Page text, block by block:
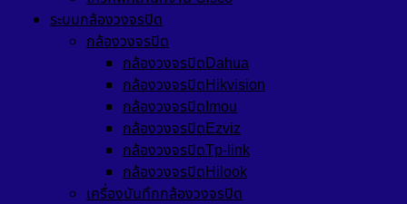
ระบบกล้องวงจรปิด
กล้องวงจรปิด
กล้องวงจรปิดDahua
กล้องวงจรปิดHikvision
กล้องวงจรปิดImou
กล้องวงจรปิดEzviz
กล้องวงจรปิดTp-link
กล้องวงจรปิดHilook
เครื่องบันทึกกล้องวงจรปิด